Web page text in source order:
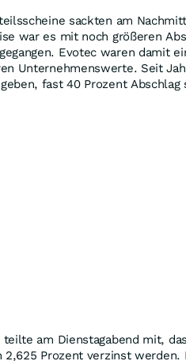
sackten am
war es mit noch größeren
Evotec waren damit
Unternehmenswerte. Seit
fast 40 Prozent
teilte am Dienstagabend mit,
2,625 Prozent verzinst